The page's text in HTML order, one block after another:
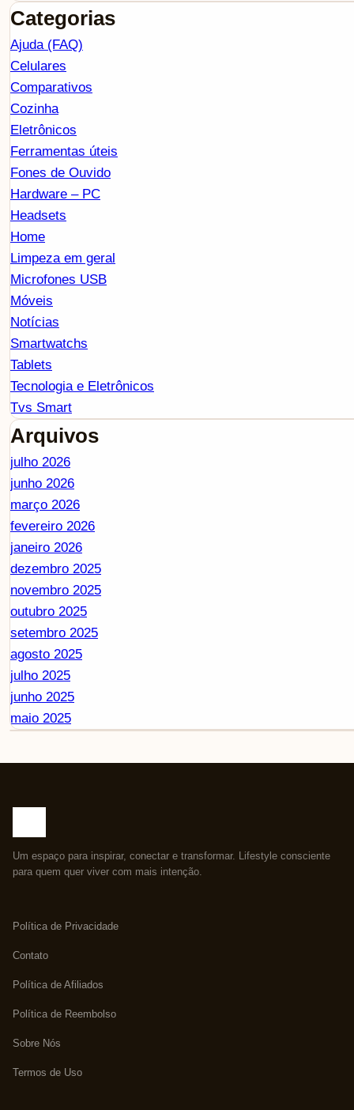
Categorias
Ajuda (FAQ)
Celulares
Comparativos
Cozinha
Eletrônicos
Ferramentas úteis
Fones de Ouvido
Hardware – PC
Headsets
Home
Limpeza em geral
Microfones USB
Móveis
Notícias
Smartwatchs
Tablets
Tecnologia e Eletrônicos
Tvs Smart
Arquivos
julho 2026
junho 2026
março 2026
fevereiro 2026
janeiro 2026
dezembro 2025
novembro 2025
outubro 2025
setembro 2025
agosto 2025
julho 2025
junho 2025
maio 2025
Um espaço para inspirar, conectar e transformar. Lifestyle consciente
para quem quer viver com mais intenção.
Política de Privacidade
Contato
Política de Afiliados
Política de Reembolso
Sobre Nós
Termos de Uso